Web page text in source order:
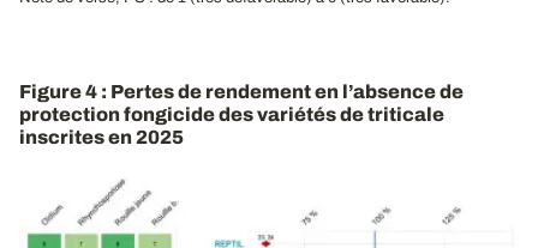
Figure 4 : Pertes de rendement en l’absence de
protection fongicide des variétés de triticale
inscrites en 2025